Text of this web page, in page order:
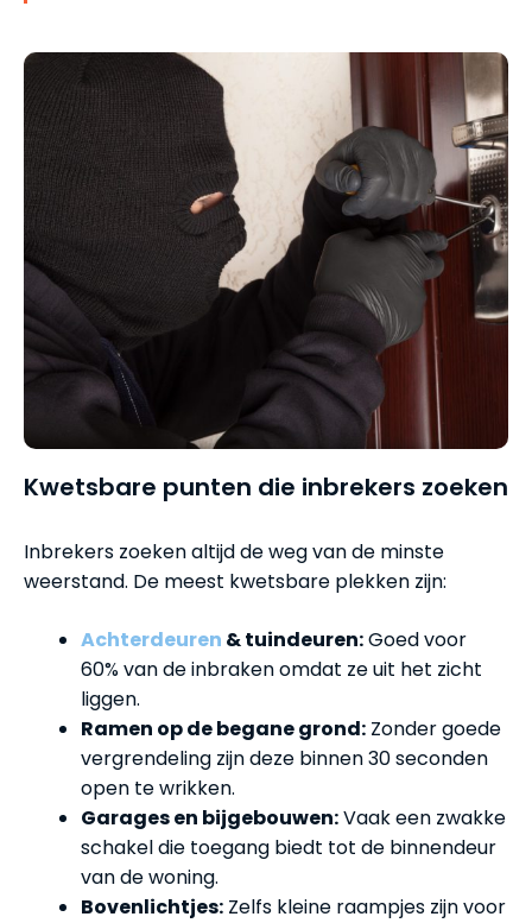
Kwetsbare punten die inbrekers zoeken
Inbrekers zoeken altijd de weg van de minste
weerstand. De meest kwetsbare plekken zijn:
Achterdeuren & tuindeuren:Goed voor
60% van de inbraken omdat ze uit het zicht
liggen.
Ramen op de begane grond: Zonder goede
vergrendeling zijn deze binnen 30 seconden
open te wrikken.
Garages en bijgebouwen:Vaak een zwakke
schakel die toegang biedt tot de binnendeur
van de woning.
Bovenlichtjes: Zelfs kleine raampjes zijn voor